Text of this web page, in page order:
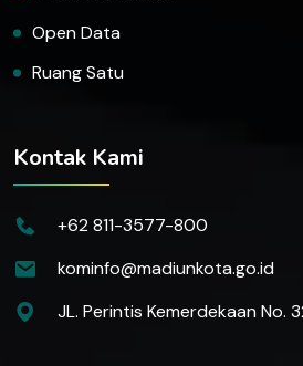
Open Data
Ruang Satu
Kontak Kami
+62 811-3577-800
kominfo@madiunkota.go.id
JL. Perintis Kemerdekaan No.